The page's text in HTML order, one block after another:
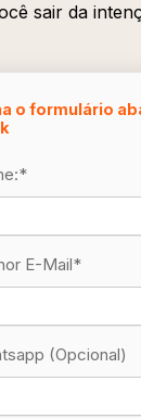
sair da
o formulário
*
E-Mail*
(opcional)